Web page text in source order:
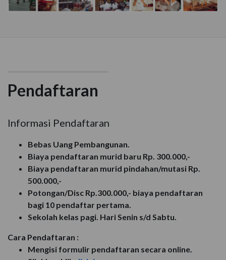
Pendaftaran
Informasi Pendaftaran
Bebas Uang Pembangunan.
Biaya pendaftaran murid baru Rp. 300.000,-
Biaya pendaftaran murid pindahan/mutasi Rp.
500.000,-
Potongan/Disc Rp.300.000,- biaya pendaftaran
bagi 10 pendaftar pertama.
Sekolah kelas pagi. Hari Senin s/d Sabtu.
Cara Pendaftaran :
Mengisi formulir pendaftaran secara online.